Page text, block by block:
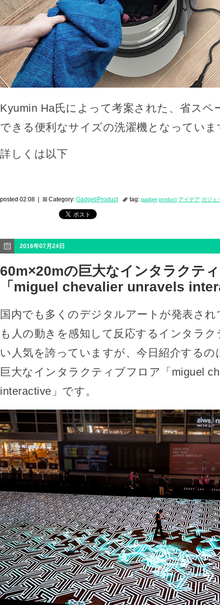
Kyumin Ha氏によって考案された、省スペ
できる便利なサイズの洗濯機となっていま
詳しくは以下
posted 02:08 | Category: Gadget/Product tag: gadget product アイデア ガジェ
2016年07月24日
60m×20mの巨大なインタラクテ
「miguel chevalier unravels
国内でも多くのデジタルアートが発表さ
も人の動きを感知して反応するインタラ
い人気を誇っていますが、今日紹介するの
巨大なインタラクティブフロア「miguel
interactive」です。